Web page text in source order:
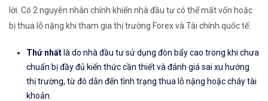
lời. Có 2 nguyên nhân chính khiến nhà đầu tư có thể mất vốn hoặc
bị thua lỗ nặng khi tham gia thị trường Forex và Tài chính quốc tế:
Thứ nhất là do nhà đầu tư sử dụng đòn bẩy cao trong khi chưa
chuẩn bị đầy đủ kiến thức cần thiết và đánh giá sai xu hướng
thị trường, từ đó dẫn đến tình trạng thua lỗ nặng hoặc cháy tài
khoản.